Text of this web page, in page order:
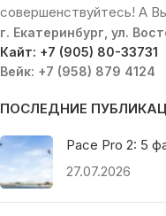
совершенствуйтесь! А
г. Екатеринбург, ул.
Кайт: +7 (905) 80-33731
Вейк: +7 (958) 879 4124
ПОСЛЕДНИЕ
Pace Pro 2: 5
27.07.2026